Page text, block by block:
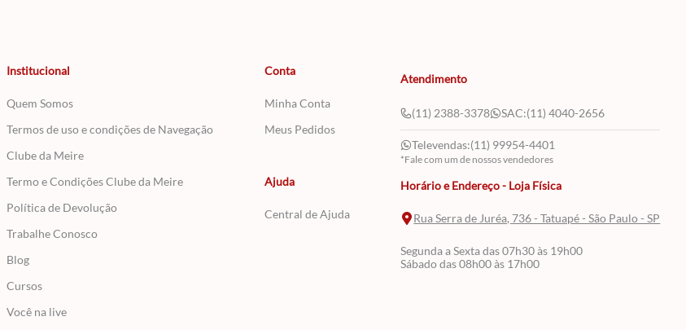
Institucional
Quem Somos
Termos de uso e condições de Navegação
Clube da Meire
Termo e Condições Clube da Meire
Política de Devolução
Trabalhe Conosco
Blog
Cursos
Você na live
Conta
Minha Conta
Meus Pedidos
Ajuda
Central de Ajuda
Atendimento
(11) 2388-3378 SAC:(11) 4040-2656
Televendas:(11) 99954-4401
*Fale com um de nossos vendedores
Horário e Endereço - Loja Física
Rua Serra de Juréa, 736 - Tatuapé - São Paulo - SP
Segunda a Sexta das 07h30 às 19h00
Sábado das 08h00 às 17h00